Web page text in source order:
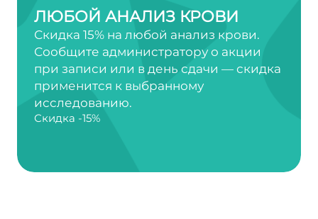
ЛЮБОЙ АНАЛИЗ КРОВИ
Скидка 15% на любой анализ крови.
Сообщите администратору о акции
при записи или в день сдачи — скидка
применится к выбранному
исследованию.
Скидка -15%